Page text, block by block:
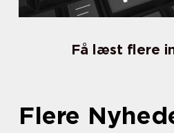
Få læst flere
Flere